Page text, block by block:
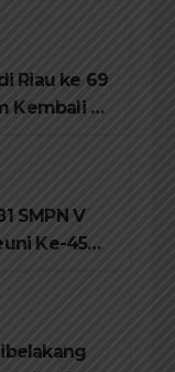
Riau ke 69
Kembali ke
SMPN V
Ke-45